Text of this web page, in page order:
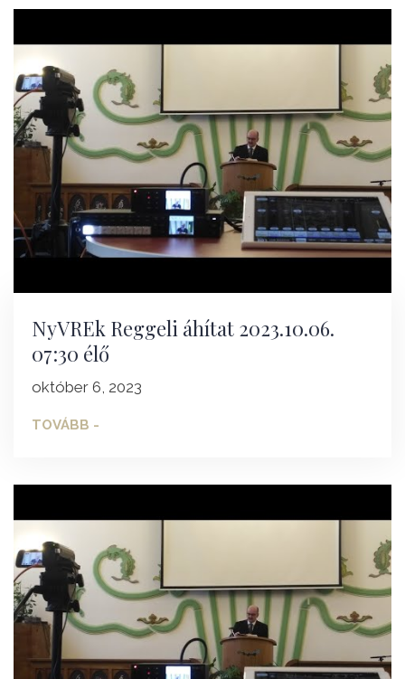
NyVREk Reggeli áhítat 2023.10.06.
07:30 élő
október 6, 2023
TOVÁBB -